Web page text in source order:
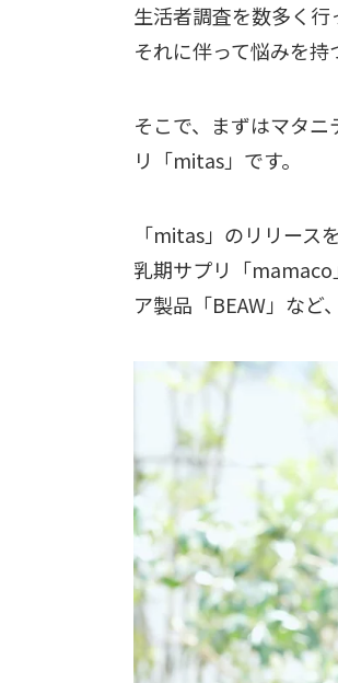
生活者調査を数多く行
それに伴って悩みを持
そこで、まずはマタ
リ「mitas」です。
「mitas」のリリー
乳期サプリ「
ア製品「BEAW」など